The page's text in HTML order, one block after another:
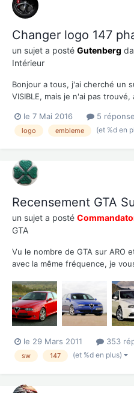
Changer logo 147
un sujet a posté Gutenberg
Intérieur
Bonjour a tous, j'ai cherché un
VISIBLE, mais je n'ai pas
vous puissiez m'aider à
ne sais pas comment les logos
le 7 Mai 2016 5
logo embleme (et %d en
Recensement GTA
un sujet a posté
GTA
Vu le nombre de GTA sur ARO
avec la même fréquence, je
historiques de nos belles. Je
syntaxe ci-dessous et me
le 29 Mars 2011 353
sw 147 (et %d en plus)